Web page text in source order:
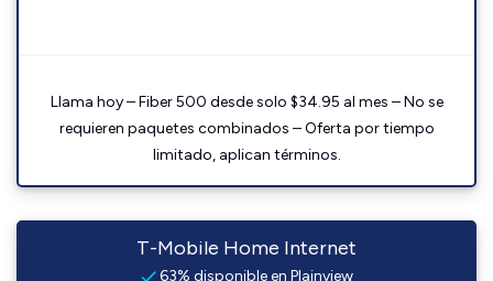
Llama hoy – Fiber 500 desde solo $34.95 al mes – No se
requieren paquetes combinados – Oferta por tiempo
limitado, aplican términos.
T-Mobile Home Internet
63% disponible en Plainview